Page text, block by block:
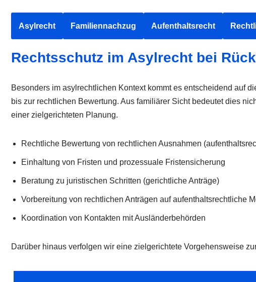
Asylrecht Familiennachzug Aufenthaltsrecht
Rechtsschutz im Asylrecht bei
Besonders im asylrechtlichen Kontext kommt es entscheidend auf
bis zur rechtlichen Bewertung. Aus familiärer Sicht bedeutet dies
einer zielgerichteten Planung.
Rechtliche Bewertung von rechtlichen Ausnahmen
Einhaltung von Fristen und prozessuale Fristensicherung
Beratung zu juristischen Schritten (gerichtliche Anträge)
Vorbereitung von rechtlichen Anträgen auf aufenthaltsrechtliche
Koordination von Kontakten mit Ausländerbehörden
Darüber hinaus verfolgen wir eine zielgerichtete Vorgehensweise